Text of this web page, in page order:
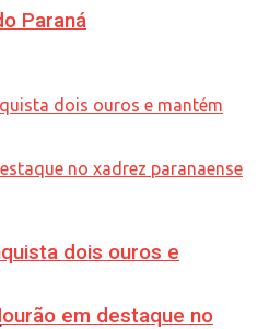
Paraná
dois ouros e
em destaque no